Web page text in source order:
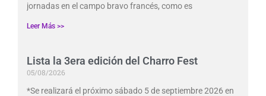
jornadas en el campo bravo francés, como es
Leer Más >>
Lista la 3era edición del Charro Fest
05/08/2026
*Se realizará el próximo sábado 5 de septiembre 2026 en